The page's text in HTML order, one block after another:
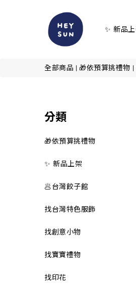
✨ 新品
全部商品 | 🎁依預算挑禮物 |
分類
🎁依預算挑禮物
✨ 新品上架
🥟台灣餃子館
找台灣特色服飾
找創意小物
找寶寶禮物
找印花